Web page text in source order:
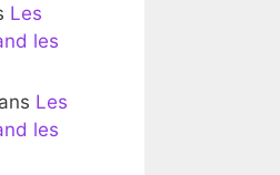
Les
les
Les
les